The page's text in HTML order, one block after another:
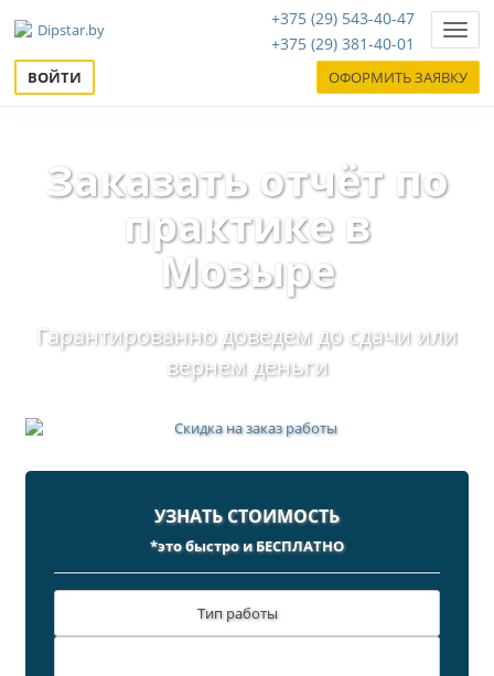
+375 (29) 543-40-47
+375 (29) 381-40-01
ВОЙТИ ОФОРМИТЬ ЗАЯВКУ
Заказать отчёт по
практике в
Мозыре
Гарантированно доведем до сдачи или
вернем деньги
УЗНАТЬ СТОИМОСТЬ
*это быстро и БЕСПЛАТНО
Тип работы